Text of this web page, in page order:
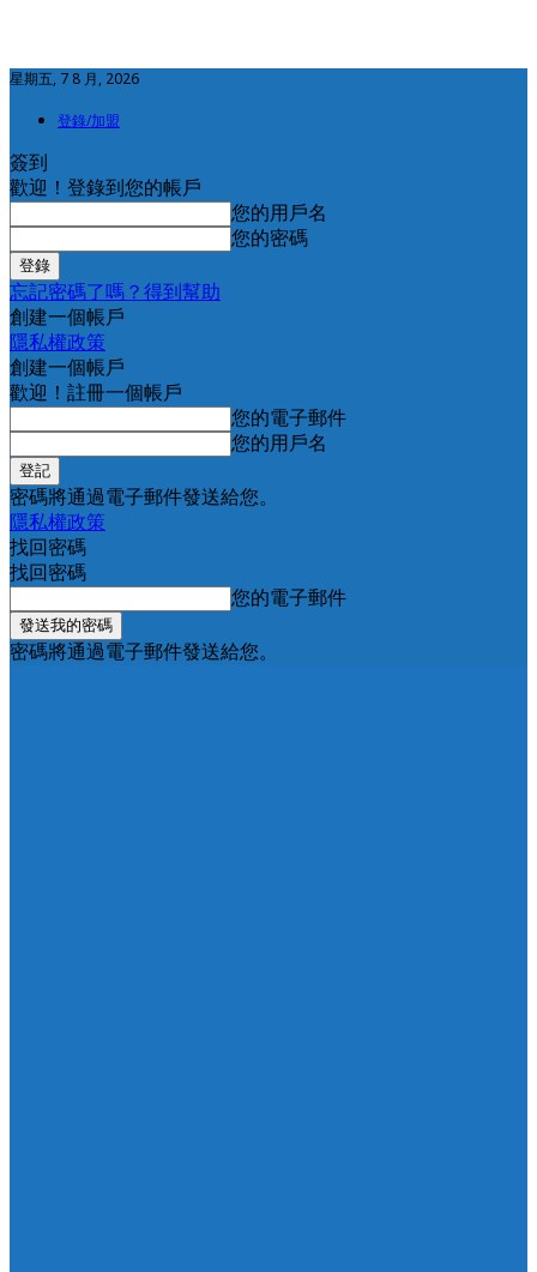
星期五, 7 8 月, 2026
登錄/加盟
簽到
歡迎！登錄到您的帳戶
您的用戶名
您的密碼
忘記密碼了嗎？得到幫助
創建一個帳戶
隱私權政策
創建一個帳戶
歡迎！註冊一個帳戶
您的電子郵件
您的用戶名
密碼將通過電子郵件發送給您。
隱私權政策
找回密碼
找回密碼
您的電子郵件
密碼將通過電子郵件發送給您。